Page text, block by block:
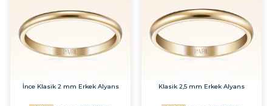
İnce Klasik 2 mm Erkek Alyans Klasik 2,5 mm Erkek Alyans